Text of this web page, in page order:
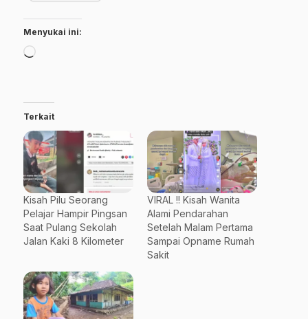
Menyukai ini:
Memuat...
Terkait
Kisah Pilu Seorang
Pelajar Hampir Pingsan
Saat Pulang Sekolah
Jalan Kaki 8 Kilometer
VIRAL !! Kisah Wanita
Alami Pendarahan
Setelah Malam Pertama
Sampai Opname Rumah
Sakit